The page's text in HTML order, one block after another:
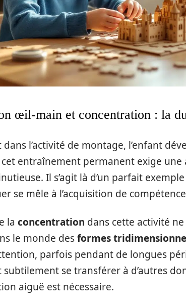
œil-main et concentration : la
dans l’activité de montage, l’enfant
cet entraînement permanent exige
Il s’agit là d’un parfait exemple
se mêle à l’acquisition de
la concentration dans cette activité
le monde desformes
parfois pendant de longues
se transférer à d’autres
aiguë est nécessaire.